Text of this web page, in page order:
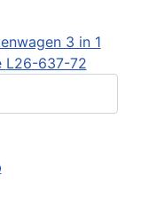
3 in 1
L26-637-72